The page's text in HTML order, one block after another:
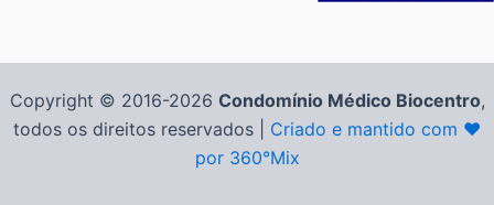
Copyright © 2016-2026 Condomínio Médico Biocentro,
todos os direitos reservados | Criado e mantido com ❤️
por 360°Mix